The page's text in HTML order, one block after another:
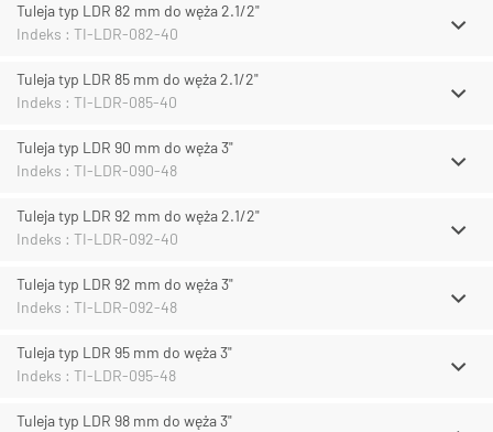
Tuleja typ LDR 82 mm do węża 2.1/2"
Indeks : TI-LDR-082-40
Tuleja typ LDR 85 mm do węża 2.1/2"
Indeks : TI-LDR-085-40
Tuleja typ LDR 90 mm do węża 3"
Indeks : TI-LDR-090-48
Tuleja typ LDR 92 mm do węża 2.1/2"
Indeks : TI-LDR-092-40
Tuleja typ LDR 92 mm do węża 3"
Indeks : TI-LDR-092-48
Tuleja typ LDR 95 mm do węża 3"
Indeks : TI-LDR-095-48
Tuleja typ LDR 98 mm do węża 3"